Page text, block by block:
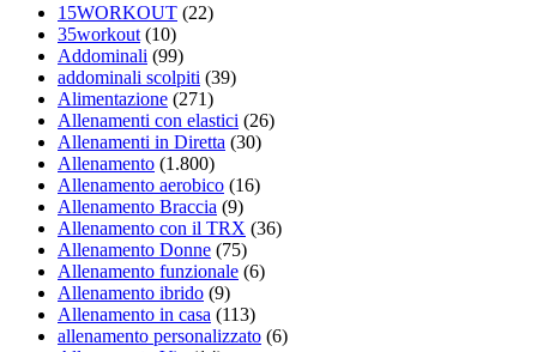
15WORKOUT (22)
35workout (10)
Addominali (99)
addominali scolpiti (39)
Alimentazione (271)
Allenamenti con elastici (26)
Allenamenti in Diretta (30)
Allenamento (1.800)
Allenamento aerobico (16)
Allenamento Braccia (9)
Allenamento con il TRX (36)
Allenamento Donne (75)
Allenamento funzionale (6)
Allenamento ibrido (9)
Allenamento in casa (113)
allenamento personalizzato (6)